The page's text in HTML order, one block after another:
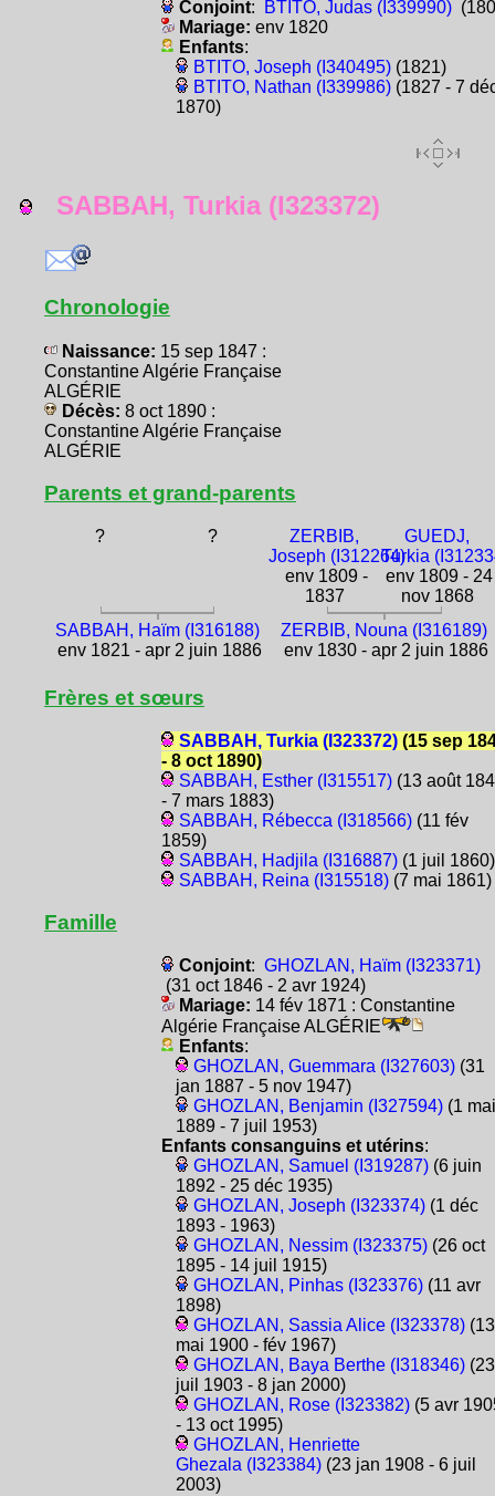
Conjoint: BTITO, Judas (I339990)
Mariage: env 1820
Enfants:
BTITO, Joseph (I340495)(1821)
BTITO, Nathan (I339986)(1827 - 7
1870)
SABBAH, Turkia (I323372)
Chronologie
Naissance: 15 sep 1847 :
Constantine Algérie Française
ALGÉRIE
Décès: 8 oct 1890 :
Constantine Algérie Française
ALGÉRIE
Parents et grand-parents
? ?
ZERBIB,
Joseph (I312264)
env 1809 -
1837
GUEDJ,
Turkia
env 1809 - 24
nov 1868
SABBAH, Haïm (I316188)
env 1821 - apr 2 juin 1886
ZERBIB, Nouna (I316189)
env 1830 - apr 2 juin 1886
Frères et sœurs
SABBAH, Turkia (I323372)(15 sep
- 8 oct 1890)
SABBAH, Esther (I315517)(13 août
- 7 mars 1883)
SABBAH, Rébecca (I318566)(11 fév
1859)
SABBAH, Hadjila (I316887)(1 juil 1860)
SABBAH, Reina (I315518)(7 mai 1861)
Famille
Conjoint: GHOZLAN, Haïm (I323371)
(31 oct 1846 - 2 avr 1924)
Mariage: 14 fév 1871 : Constantine
Algérie Française ALGÉRIE
Enfants:
GHOZLAN, Guemmara (I327603)(31
jan 1887 - 5 nov 1947)
GHOZLAN, Benjamin (I327594)(1 mai
1889 - 7 juil 1953)
Enfants consanguins et utérins:
GHOZLAN, Samuel (I319287)(6 juin
1892 - 25 déc 1935)
GHOZLAN, Joseph (I323374)(1 déc
1893 - 1963)
GHOZLAN, Nessim (I323375)(26 oct
1895 - 14 juil 1915)
GHOZLAN, Pinhas (I323376)(11 avr
1898)
GHOZLAN, Sassia Alice (I323378)(13
mai 1900 - fév 1967)
GHOZLAN, Baya Berthe (I318346)(23
juil 1903 - 8 jan 2000)
GHOZLAN, Rose (I323382)(5 avr
- 13 oct 1995)
GHOZLAN, Henriette
Ghezala (I323384)(23 jan 1908 - 6 juil
2003)